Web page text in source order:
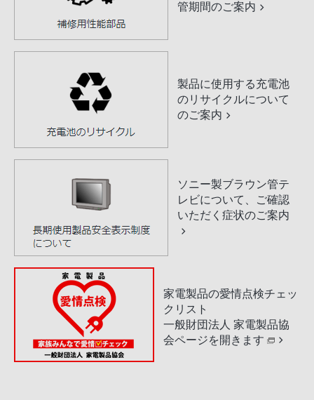
管期間のご案内
製品に使用する充電池
のリサイクルについて
のご案内
ソニー製ブラウン管テ
レビについて、ご確認
いただく症状のご案内
家電製品の愛情点検チェッ
クリスト
一般財団法人 家電製品協
会ページを開きます